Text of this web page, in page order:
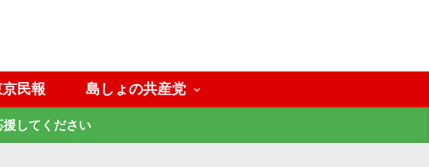
京民報 島しょの共産党
してください